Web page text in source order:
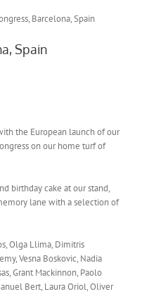
Spain
the European launch of our
on our home turf of
birthday cake at our stand,
lane with a selection of
Olga Llima, Dimitris
Vesna Boskovic, Nadia
Grant Mackinnon, Paolo
Bert, Laura Oriol, Oliver